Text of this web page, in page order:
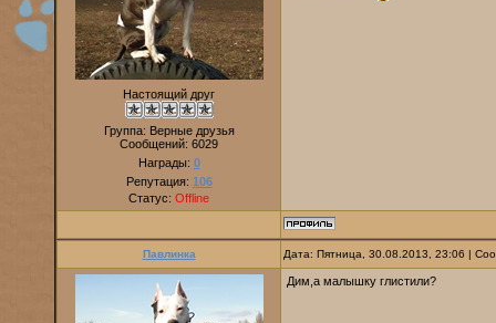
Настоящий друг
Группа: Верные друзья
Сообщений: 6029
Награды: 0
Репутация: 106
Статус: Offline
Павлинка Дата: Пятница, 30.08.2013, 23:06 |
Дим,а малышку глистили?